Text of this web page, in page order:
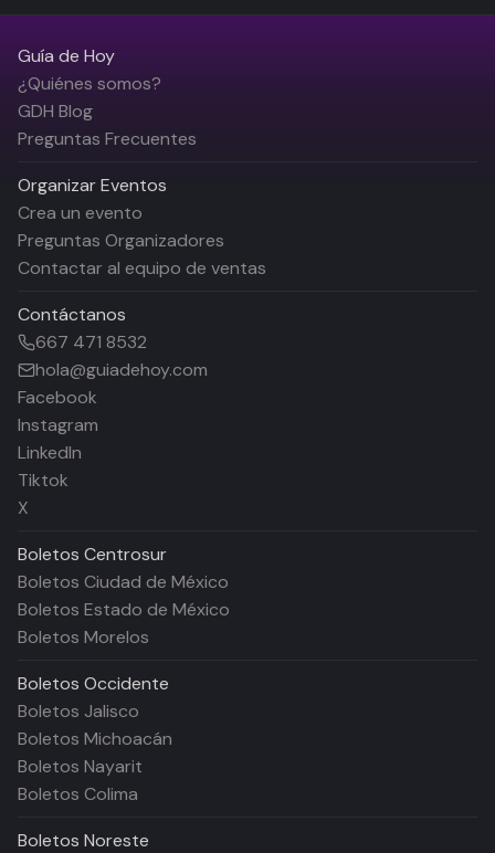
Guía de Hoy
¿Quiénes somos?
GDH Blog
Preguntas Frecuentes
Organizar Eventos
Crea un evento
Preguntas Organizadores
Contactar al equipo de ventas
Contáctanos
667 471 8532
hola@guiadehoy.com
Facebook
Instagram
LinkedIn
Tiktok
X
Boletos Centrosur
Boletos Ciudad de México
Boletos Estado de México
Boletos Morelos
Boletos Occidente
Boletos Jalisco
Boletos Michoacán
Boletos Nayarit
Boletos Colima
Boletos Noreste